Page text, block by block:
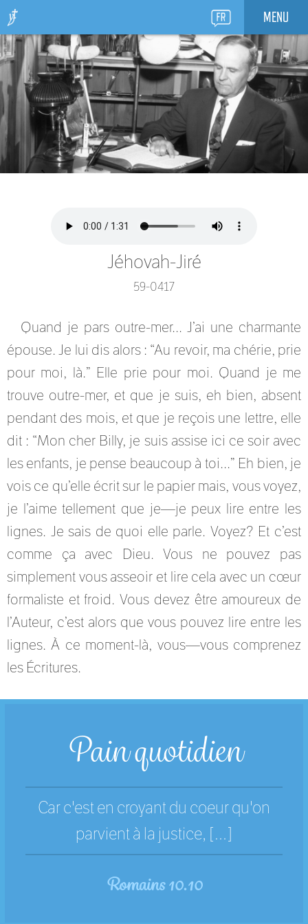
MENU
Jéhovah-Jiré
59-0417
Quand je pars outre-mer... J’ai une charmante
épouse. Je lui dis alors : “Au revoir, ma chérie, prie
pour moi, là.” Elle prie pour moi. Quand je me
trouve outre-mer, et que je suis, eh bien, absent
pendant des mois, et que je reçois une lettre, elle
dit : “Mon cher Billy, je suis assise ici ce soir avec
les enfants, je pense beaucoup à toi...” Eh bien, je
vois ce qu’elle écrit sur le papier mais, vous voyez,
je l’aime tellement que je—je peux lire entre les
lignes. Je sais de quoi elle parle. Voyez? Et c’est
comme ça avec Dieu. Vous ne pouvez pas
simplement vous asseoir et lire cela avec un cœur
formaliste et froid. Vous devez être amoureux de
l’Auteur, c’est alors que vous pouvez lire entre les
lignes. À ce moment-là, vous—vous comprenez
les Écritures.
Pain quotidien
Car c'est en croyant du coeur qu'on
parvient à la justice, [...]
Romains 10.10